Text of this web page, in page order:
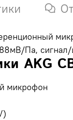
Па,
AKG
микрофон